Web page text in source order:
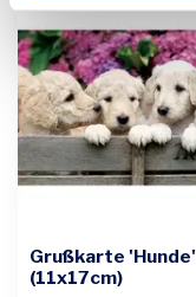
Grußkarte 'Hunde'
(11x17cm)